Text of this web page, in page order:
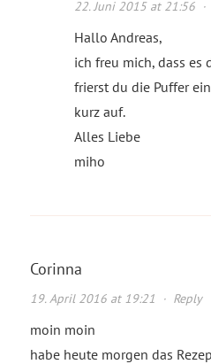
22. Juni 2015 at 21:56·
Hallo Andreas,
ich freu mich, dass es
frierst du die Puffer
kurz auf.
Alles Liebe
miho
Corinna
19. April 2016 at 19:21 · Reply
moin moin
habe heute morgen das